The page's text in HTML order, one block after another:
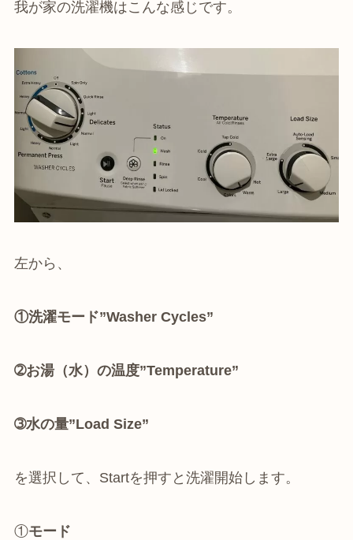
我が家の洗濯機はこんな感じです。
左から、
①洗濯モード”Washer Cycles”
➁お湯（水）の温度”Temperature”
➂水の量”Load Size”
を選択して、Startを押すと洗濯開始します。
①モード